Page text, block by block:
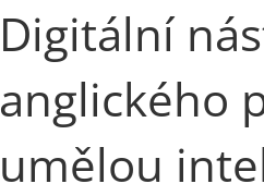
Digitální
anglického
umělou